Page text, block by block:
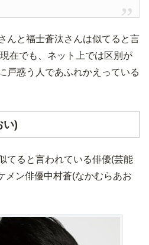
んと福士蒼汰さんは似てると言
在でも、ネット上では区別が
戸惑う人であふれかえっている
い)
てると言われている俳優(芸能
メン俳優中村蒼(なかむらあお